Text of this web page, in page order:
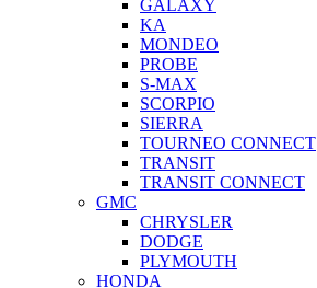
GALAXY
KA
MONDEO
PROBE
S-MAX
SCORPIO
SIERRA
TOURNEO CONNECT
TRANSIT
TRANSIT CONNECT
GMC
CHRYSLER
DODGE
PLYMOUTH
HONDA